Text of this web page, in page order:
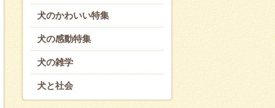
犬のかわいい特集
犬の感動特集
犬の雑学
犬と社会